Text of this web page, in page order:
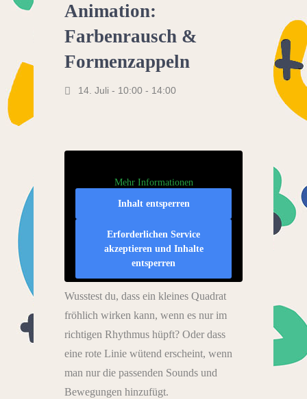
Animation:
Farbenrausch &
Formenzappeln
14. Juli - 10:00 - 14:00
Mehr Informationen
Inhalt entsperren
Erforderlichen Service
akzeptieren und Inhalte
entsperren
Wusstest du, dass ein kleines Quadrat
fröhlich wirken kann, wenn es nur im
richtigen Rhythmus hüpft? Oder dass
eine rote Linie wütend erscheint, wenn
man nur die passenden Sounds und
Bewegungen hinzufügt.